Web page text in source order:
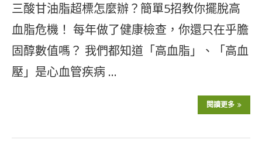
三酸甘油脂超標怎麼辦？簡單5招教你擺脫高
血脂危機！ 每年做了健康檢查，你還只在乎膽
固醇數值嗎？ 我們都知道「高血脂」、「高血
壓」是心血管疾病 …
閱讀更多